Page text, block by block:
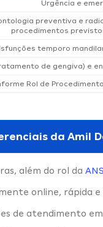
Urgência e
preventiva e
procedimentos
temporo
de gengiva) e
Rol de
da Amil
além do rol da ANS
online, rápida e
de atendimento